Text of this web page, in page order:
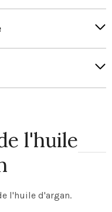
l'huile
l'huile d'argan.